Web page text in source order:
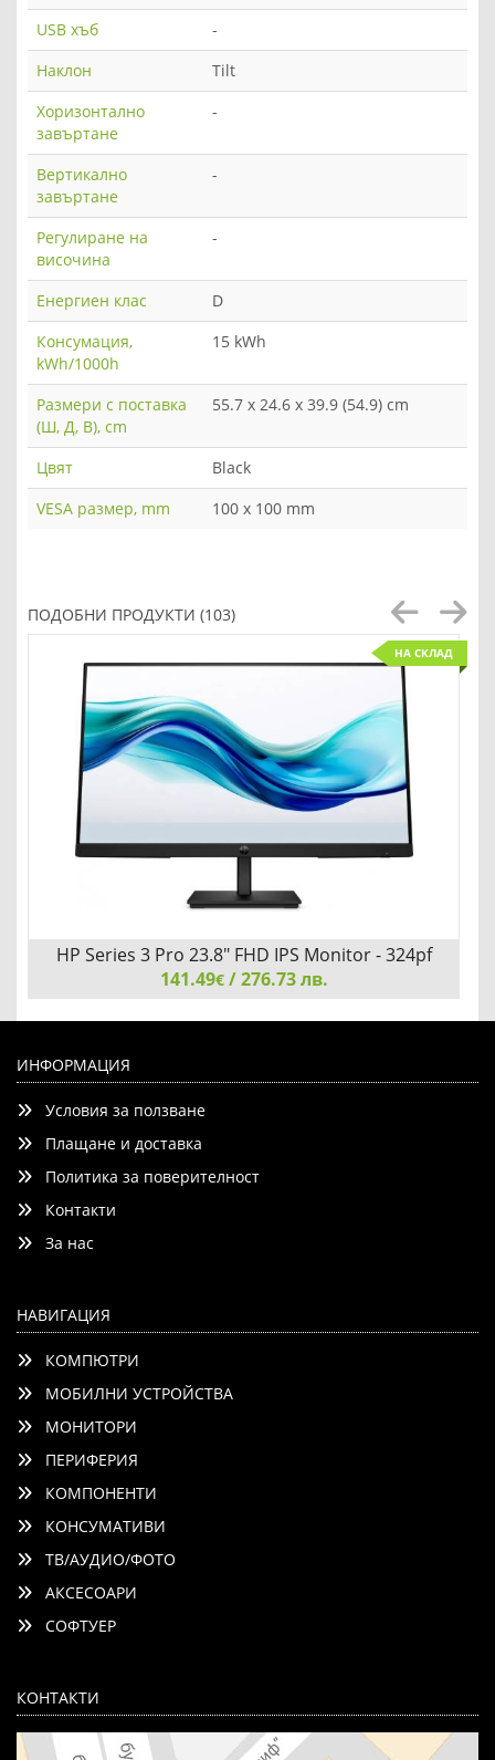
USB хъб
-
Наклон
Tilt
Хоризонтално
завъртане
-
Вертикално
завъртане
-
Регулиране на
височина
-
Енергиен клас
D
Консумация,
kWh/1000h
15 kWh
Размери с поставка
(Ш, Д, В), cm
55.7 x 24.6 x 39.9 (54.9) cm
Цвят
Black
VESA размер, mm
100 x 100 mm
ПОДОБНИ ПРОДУКТИ (103)
НА СКЛАД
HP Series 3 Pro 23.8" FHD IPS Monitor - 324pf
141.49€/ 276.73 лв.
ИНФОРМАЦИЯ
Условия за ползване
Плащане и доставка
Политика за поверителност
Контакти
За нас
НАВИГАЦИЯ
КОМПЮТРИ
МОБИЛНИ УСТРОЙСТВА
МОНИТОРИ
ПЕРИФЕРИЯ
КОМПОНЕНТИ
КОНСУМАТИВИ
ТВ/АУДИО/ФОТО
АКСЕСОАРИ
СОФТУЕР
КОНТАКТИ